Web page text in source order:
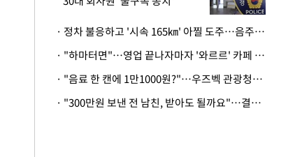
· 정차 불응하고 '시속 165㎞' 아찔 도주…음주운전자 체포
· "하마터면"…영업 끝나자마자 '와르르' 카페 테라스 덮친 대리석 외벽
· "음료 한 캔에 1만1000원?"…우즈벡 관광청까지 나섰다, 유튜버 폭로 후폭풍
· "300만원 보낸 전 남친, 받아도 될까요"…결혼 앞둔 예비신부의 뜻밖 고충